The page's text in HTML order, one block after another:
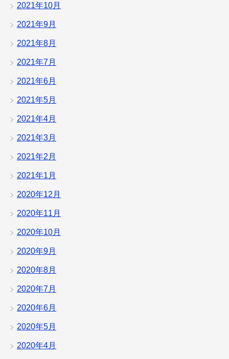
2021年10月
2021年9月
2021年8月
2021年7月
2021年6月
2021年5月
2021年4月
2021年3月
2021年2月
2021年1月
2020年12月
2020年11月
2020年10月
2020年9月
2020年8月
2020年7月
2020年6月
2020年5月
2020年4月